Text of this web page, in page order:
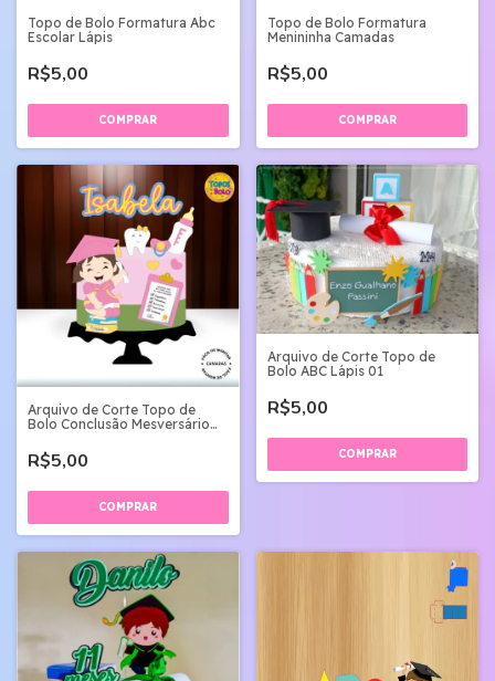
Topo de Bolo Formatura Abc
Escolar Lápis
R$5,00
Topo de Bolo Formatura
Menininha Camadas
R$5,00
Arquivo de Corte Topo de
Bolo Conclusão Mesversário
R$5,00
Arquivo de Corte Topo de
Bolo ABC Lápis 01
R$5,00